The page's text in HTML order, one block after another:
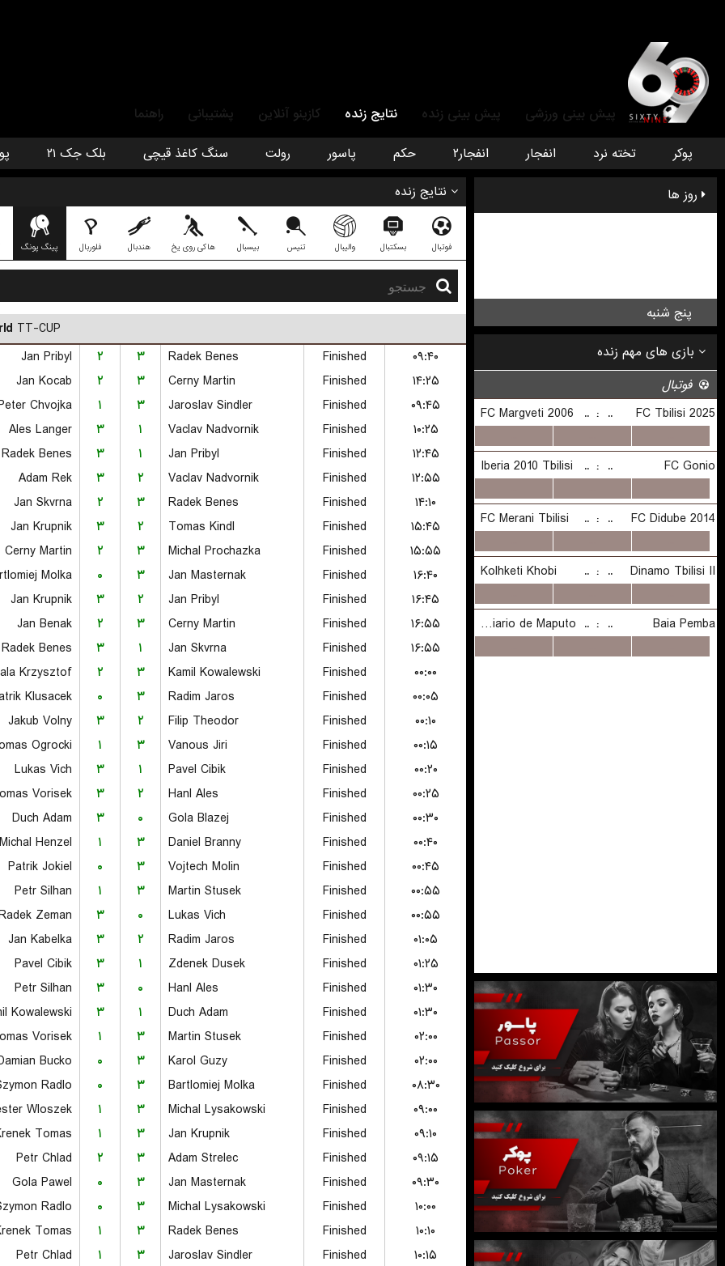
پیش بینی ورزشی پیش بینی زنده نتایج زنده کازینو آنلاین پشتیبانی راهنما
پوکر تخته نرد انفجار انفجار۲ حکم پاسور رولت سنگ کاغذ قیچی بلک جک ۲۱
روز ها
پنج شنبه
نتایج زنده
فوتبال بسکتبال والیبال تنیس بیسبال هاکی روی یخ هندبال فلوربال پینگ پونگ
TT-CUP
Jan Pribyl
۲ ۳ Radek Benes Finished
۰۹:۴۰
Jan Kocab
۲ ۳ Cerny Martin Finished
۱۴:۲۵
Chvojka
۱ ۳ Jaroslav Sindler Finished
۰۹:۴۵
Ales Langer
۳ ۱ Vaclav Nadvornik Finished
۱۰:۲۵
Radek Benes
۳ ۱ Jan Pribyl Finished
۱۲:۴۵
Adam Rek
۳ ۲ Vaclav Nadvornik Finished
۱۲:۵۵
Jan Skvrna
۲ ۳ Radek Benes Finished
۱۴:۱۰
Jan Krupnik
۳ ۲ Tomas Kindl Finished
۱۵:۴۵
Cerny Martin
۲ ۳ Michal Prochazka Finished
۱۵:۵۵
Molka
۰ ۳ Jan Masternak Finished
۱۶:۴۰
Jan Krupnik
۳ ۲ Jan Pribyl Finished
۱۶:۴۵
Jan Benak
۲ ۳ Cerny Martin Finished
۱۶:۵۵
Radek Benes
۳ ۱ Jan Skvrna Finished
۱۶:۵۵
Krzysztof
۲ ۳ Kamil Kowalewski Finished
۰۰:۰۰
Klusacek
۰ ۳ Radim Jaros Finished
۰۰:۰۵
Jakub Volny
۳ ۲ Filip Theodor Finished
۰۰:۱۰
Ogrocki
۱ ۳ Vanous Jiri Finished
۰۰:۱۵
Lukas Vich
۳ ۱ Pavel Cibik Finished
۰۰:۲۰
Vorisek
۳ ۲ Hanl Ales Finished
۰۰:۲۵
Duch Adam
۳ ۰ Gola Blazej Finished
۰۰:۳۰
Michal Henzel
۱ ۳ Daniel Branny Finished
۰۰:۴۰
Patrik Jokiel
۰ ۳ Vojtech Molin Finished
۰۰:۴۵
Petr Silhan
۱ ۳ Martin Stusek Finished
۰۰:۵۵
Zeman
۳ ۰ Lukas Vich Finished
۰۰:۵۵
Jan Kabelka
۳ ۲ Radim Jaros Finished
۰۱:۰۵
Pavel Cibik
۳ ۱ Zdenek Dusek Finished
۰۱:۲۵
Petr Silhan
۳ ۰ Hanl Ales Finished
۰۱:۳۰
Kowalewski
۳ ۱ Duch Adam Finished
۰۱:۳۰
Vorisek
۱ ۳ Martin Stusek Finished
۰۲:۰۰
Bucko
۰ ۳ Karol Guzy Finished
۰۲:۰۰
Radlo
۰ ۳ Bartlomiej Molka Finished
۰۸:۳۰
Wloszek
۱ ۳ Michal Lysakowski Finished
۰۹:۰۰
Tomas
۱ ۳ Jan Krupnik Finished
۰۹:۱۰
Petr Chlad
۲ ۳ Adam Strelec Finished
۰۹:۱۵
Gola Pawel
۰ ۳ Jan Masternak Finished
۰۹:۳۰
Radlo
۰ ۳ Michal Lysakowski Finished
۱۰:۰۰
Tomas
۱ ۳ Radek Benes Finished
۱۰:۱۰
Petr Chlad
۱ ۳ Jaroslav Sindler Finished
۱۰:۱۵